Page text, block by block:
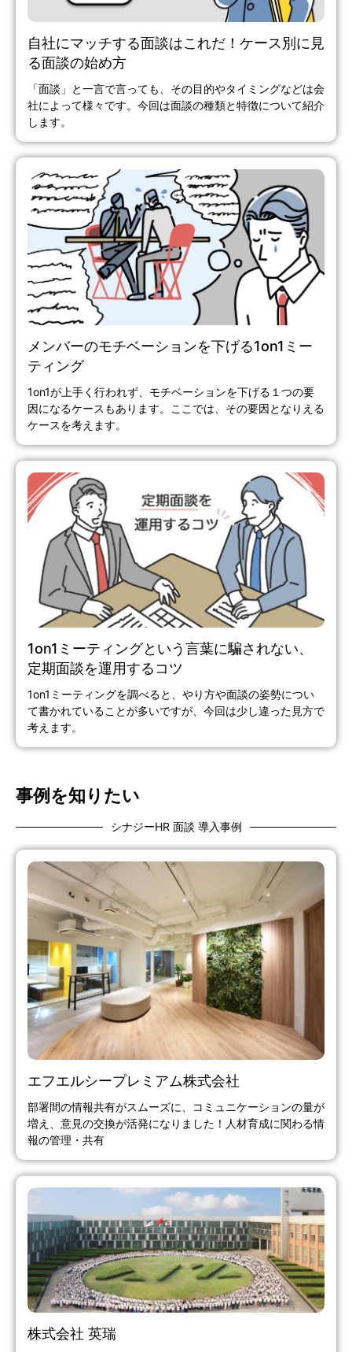
自社にマッチする面談はこれだ！ケース別に見
る面談の始め方
「面談」と一言で言っても、その目的やタイミングなどは会
社によって様々です。今回は面談の種類と特徴について紹介
します。
メンバーのモチベーションを下げる1on1ミー
ティング
1on1が上手く行われず、モチベーションを下げる１つの要
因になるケースもあります。ここでは、その要因となりえる
ケースを考えます。
1on1ミーティングという言葉に騙されない、
定期面談を運用するコツ
1on1ミーティングを調べると、やり方や面談の姿勢につい
て書かれていることが多いですが、今回は少し違った見方で
考えます。
事例を知りたい
シナジーHR 面談 導入事例
エフエルシープレミアム株式会社
部署間の情報共有がスムーズに、コミュニケーションの量が
増え、意見の交換が活発になりました！人材育成に関わる情
報の管理・共有
株式会社 英瑞